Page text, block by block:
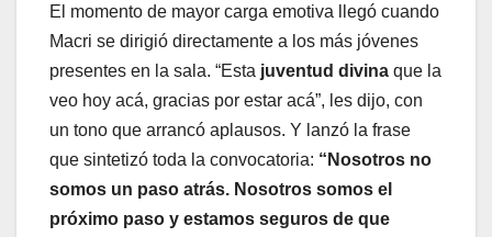
El momento de mayor carga emotiva llegó cuando
Macri se dirigió directamente a los más jóvenes
presentes en la sala. “Esta juventud divina que la
veo hoy acá, gracias por estar acá”, les dijo, con
un tono que arrancó aplausos. Y lanzó la frase
que sintetizó toda la convocatoria: “Nosotros no
somos un paso atrás. Nosotros somos el
próximo paso y estamos seguros de que